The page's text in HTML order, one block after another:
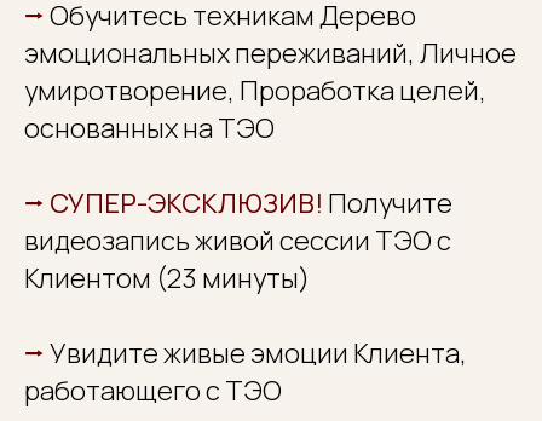
⭢ Обучитесь техникам Дерево
эмоциональных переживаний, Личное
умиротворение, Проработка целей,
основанных на ТЭО
⭢ СУПЕР-ЭКСКЛЮЗИВ! Получите
видеозапись живой сессии ТЭО с
Клиентом (23 минуты)
⭢ Увидите живые эмоции Клиента,
работающего с ТЭО
ПО УВЕЛИЧЕНИЮ
ЭФФЕКТИНОСТИ ТЭО
ДЫХАНИЯ